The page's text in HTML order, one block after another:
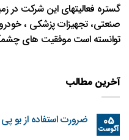
گستره فعالیتهای این شرکت در
صنعتی، تجهیزات پزشکی ،
توانسته است موفقیت های
آخرین مطالب
05
آگوست
ضرورت استفاده از یو